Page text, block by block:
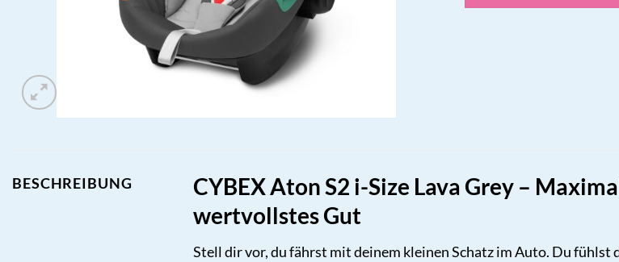
BESCHREIBUNG
CYBEX Aton S2 i-Size Lava Grey –
wertvollstes Gut
Stell dir vor, du fährst mit deinem kleinen Schatz im Auto. Du fühlst